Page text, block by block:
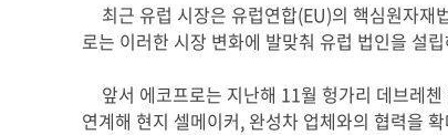
최근 유럽 시장은 유럽연합(EU)의 핵심원자재
로는 이러한 시장 변화에 발맞춰 유럽 법인을 설
앞서 에코프로는 지난해 11월 헝가리 데브레
연계해 현지 셀메이커, 완성차 업체와의 협력을